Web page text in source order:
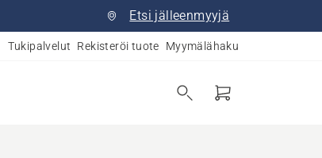
Etsi jälleenmyyjä
Tukipalvelut Rekisteröi tuote Myymälähaku